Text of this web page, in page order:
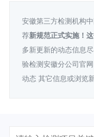
安徽第三方检测机构
荐新规范正式实施！
多新更新的动态信息
验检测安徽分公司官
动态 其它信息或浏览